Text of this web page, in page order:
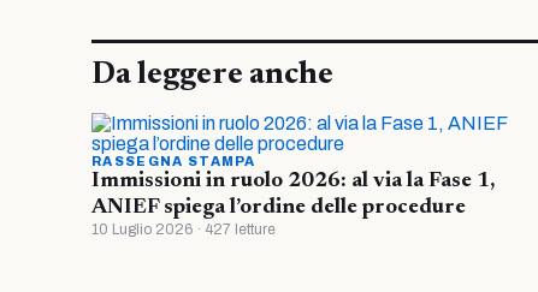
Da leggere anche
RASSEGNA STAMPA
Immissioni in ruolo 2026: al via la Fase 1,
ANIEF spiega l’ordine delle procedure
10 Luglio 2026 · 427 letture